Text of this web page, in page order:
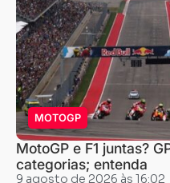
MOTOGP
MotoGP e F1 juntas?
categorias; entenda
9 agosto de 2026 às 16:02